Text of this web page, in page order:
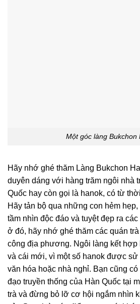
Một góc làng Bukchon
Hãy nhớ ghé thăm Làng Bukchon
duyên dáng với hàng trăm ngôi nhà
Quốc hay còn gọi là hanok, có từ
Hãy tản bộ qua những con hẻm
tầm nhìn độc đáo và tuyệt đẹp ra
ở đó, hãy nhớ ghé thăm các quán
công địa phương. Ngôi làng kết hợp
và cái mới, vì một số hanok được sử
văn hóa hoặc nhà nghỉ. Bạn cũng có
đạo truyền thống của Hàn Quốc tại
trà và đừng bỏ lỡ cơ hội ngắm nhìn